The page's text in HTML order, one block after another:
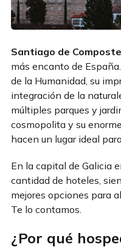
Santiago de
más encanto de
de la Humanidad, su
integración de la
múltiples parques y
cosmopolita y su
hacen un lugar ideal
En la capital de Galicia
cantidad de hoteles,
mejores opciones para
Te lo contamos.
¿Por qué